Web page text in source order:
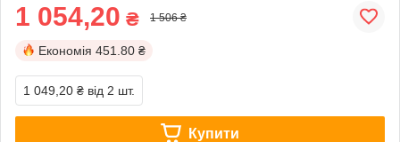
1 054,20 ₴ 1 506 ₴
Економія 451.80 ₴
1 049,20 ₴ від 2 шт.
Купити